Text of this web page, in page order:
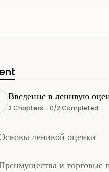
Введение в ленивую
2 Chapters - 0/2 Completed
ленивой оценки
и торговые